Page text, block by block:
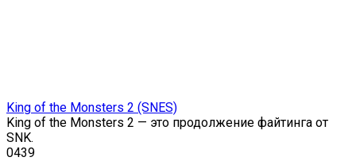
King of the Monsters 2 (SNES)
King of the Monsters 2 — это продолжение файтинга от
SNK.
0439